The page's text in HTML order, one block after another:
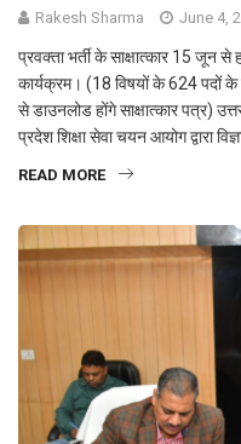
Rakesh Sharma June 4,
प्रवक्ता भर्ती के साक्षात्कार 15 जून से
कार्यक्रम। (18 विषयों के 624 पदों
से डाउनलोड होंगे साक्षात्कार पत्र)
प्रदेश शिक्षा सेवा चयन आयोग द्वारा
READ MORE